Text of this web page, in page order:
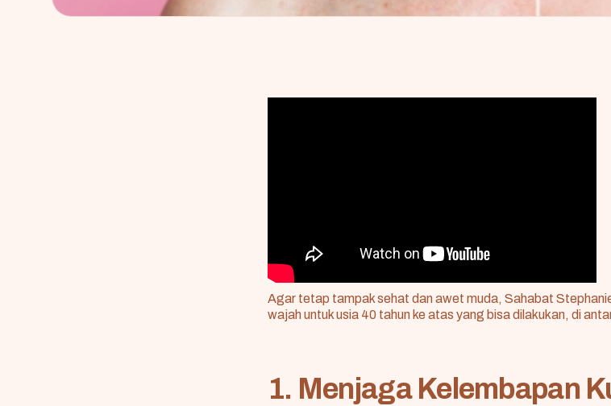
Agar tetap tampak sehat dan awet muda, Sahabat
wajah untuk usia 40 tahun ke atas yang bisa dilakukan, di
1. Menjaga Kelembapan